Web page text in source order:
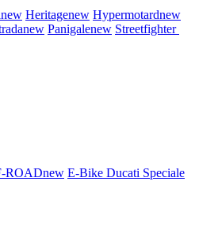
new Heritagenew Hypermotardnew
new Panigalenew Streetfighter
ROADnew E-Bike Ducati Speciale